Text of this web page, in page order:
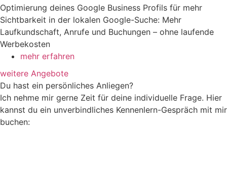
Optimierung deines Google Business Profils für mehr
Sichtbarkeit in der lokalen Google-Suche: Mehr
Laufkundschaft, Anrufe und Buchungen – ohne laufende
Werbekosten
mehr erfahren
weitere Angebote
Du hast ein persönliches Anliegen?
Ich nehme mir gerne Zeit für deine individuelle Frage. Hier
kannst du ein unverbindliches Kennenlern-Gespräch mit mir
buchen: